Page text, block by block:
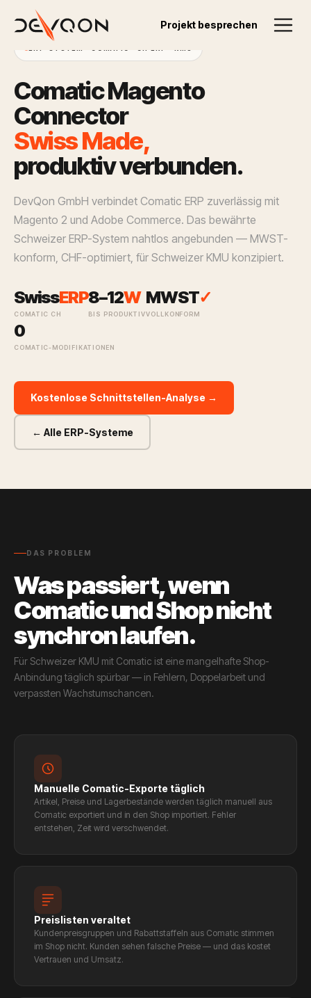
Projekt besprechen
ComaticMagento
Connector
SwissMade,
produktivverbunden.
DevQon GmbH verbindet Comatic ERP zuverlässig mit
Magento 2 und Adobe Commerce. Das bewährte
Schweizer ERP-System nahtlos angebunden — MWST-
konform, CHF-optimiert, für Schweizer KMU konzipiert.
SwissERP
COMATIC CH
8–12W
BIS PRODUKTIV
MWST✓
VOLLKONFORM
0
COMATIC-MODIFIKATIONEN
Kostenlose Schnittstellen-Analyse →
← Alle ERP-Systeme
DAS PROBLEM
Was passiert, wenn
Comatic und Shop nicht
synchron laufen.
Für Schweizer KMU mit Comatic ist eine mangelhafte Shop-
Anbindung täglich spürbar — in Fehlern, Doppelarbeit und
verpassten Wachstumschancen.
Manuelle Comatic-Exporte täglich
Artikel, Preise und Lagerbestände werden täglich manuell aus
Comatic exportiert und in den Shop importiert. Fehler
entstehen, Zeit wird verschwendet.
Preislisten veraltet
Kundenpreisgruppen und Rabattstaffeln aus Comatic stimmen
im Shop nicht. Kunden sehen falsche Preise — und das kostet
Vertrauen und Umsatz.